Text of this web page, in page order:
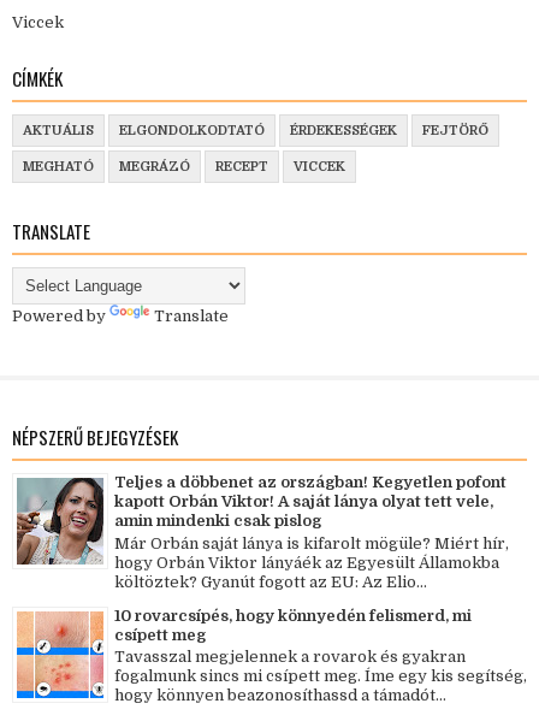
Viccek
CÍMKÉK
AKTUÁLIS ELGONDOLKODTATÓ ÉRDEKESSÉGEK FEJTÖRŐ
MEGHATÓ MEGRÁZÓ RECEPT VICCEK
TRANSLATE
Powered by Translate
NÉPSZERŰ BEJEGYZÉSEK
Teljes a döbbenet az országban! Kegyetlen pofont
kapott Orbán Viktor! A saját lánya olyat tett vele,
amin mindenki csak pislog
Már Orbán saját lánya is kifarolt mögüle? Miért hír,
hogy Orbán Viktor lányáék az Egyesült Államokba
költöztek? Gyanút fogott az EU: Az Elio...
10 rovarcsípés, hogy könnyedén felismerd, mi
csípett meg
Tavasszal megjelennek a rovarok és gyakran
fogalmunk sincs mi csípett meg. Íme egy kis segítség,
hogy könnyen beazonosíthassd a támadót...